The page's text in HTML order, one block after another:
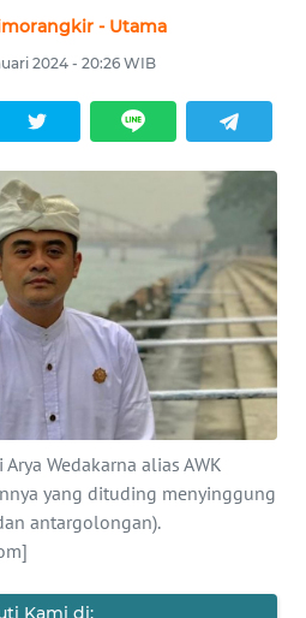
- Utama
2024 - 20:26 WIB
Wedakarna alias AWK
yang dituding menyinggung
antargolongan).
Kami di: